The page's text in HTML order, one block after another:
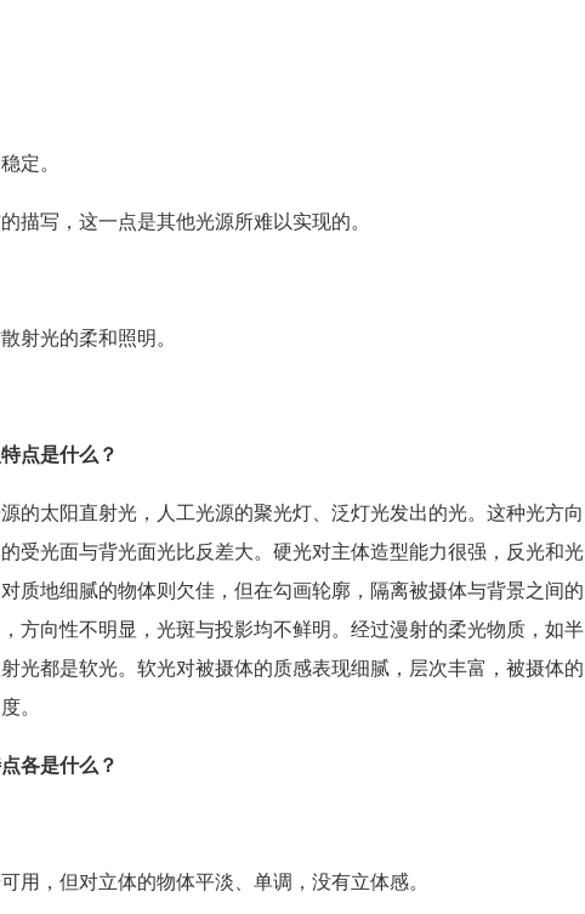
定。
写，这一点是其他光源所难以实现的。
光的柔和照明。
点是什么？
太阳直射光，人工光源的聚光灯、泛灯光发出的光。这种光方向
受光面与背光面光比反差大。硬光对主体造型能力很强，反光和光
质地细腻的物体则欠佳，但在勾画轮廓，隔离被摄体与背景之间的
方向性不明显，光斑与投影均不鲜明。经过漫射的柔光物质，如半
光都是软光。软光对被摄体的质感表现细腻，层次丰富，被摄体的
。
各是什么？
，但对立体的物体平淡、单调，没有立体感。